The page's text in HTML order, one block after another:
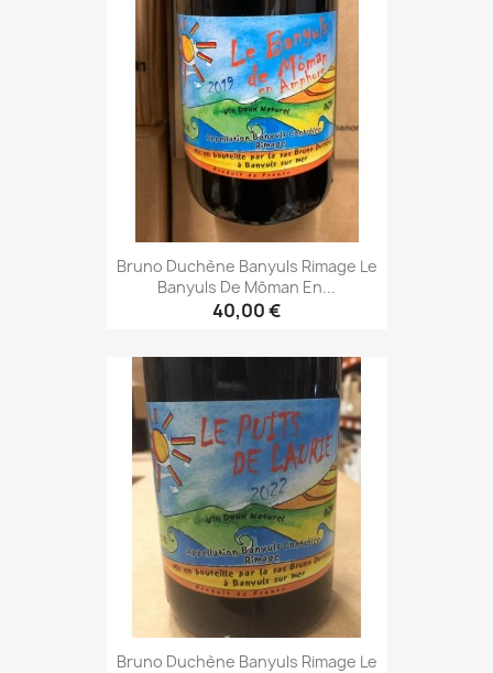
Bruno Duchène Banyuls Rimage Le
Banyuls De Môman En...
40,00 €
Bruno Duchène Banyuls Rimage Le